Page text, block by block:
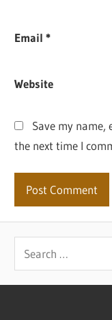
Email*
Website
Save my name,
the next time I